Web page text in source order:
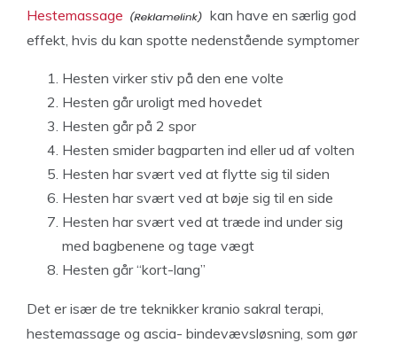
Hestemassage
kan have en særlig god
effekt, hvis du kan spotte nedenstående symptomer
Hesten virker stiv på den ene volte
Hesten går uroligt med hovedet
Hesten går på 2 spor
Hesten smider bagparten ind eller ud af volten
Hesten har svært ved at flytte sig til siden
Hesten har svært ved at bøje sig til en side
Hesten har svært ved at træde ind under sig
med bagbenene og tage vægt
Hesten går “kort-lang”
Det er især de tre teknikker kranio sakral terapi,
hestemassage og ascia- bindevævsløsning, som gør